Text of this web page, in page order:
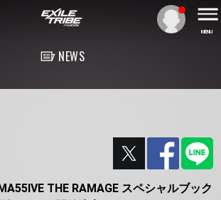
MENU
NEWS
THE RAMAGE スペシャルブック